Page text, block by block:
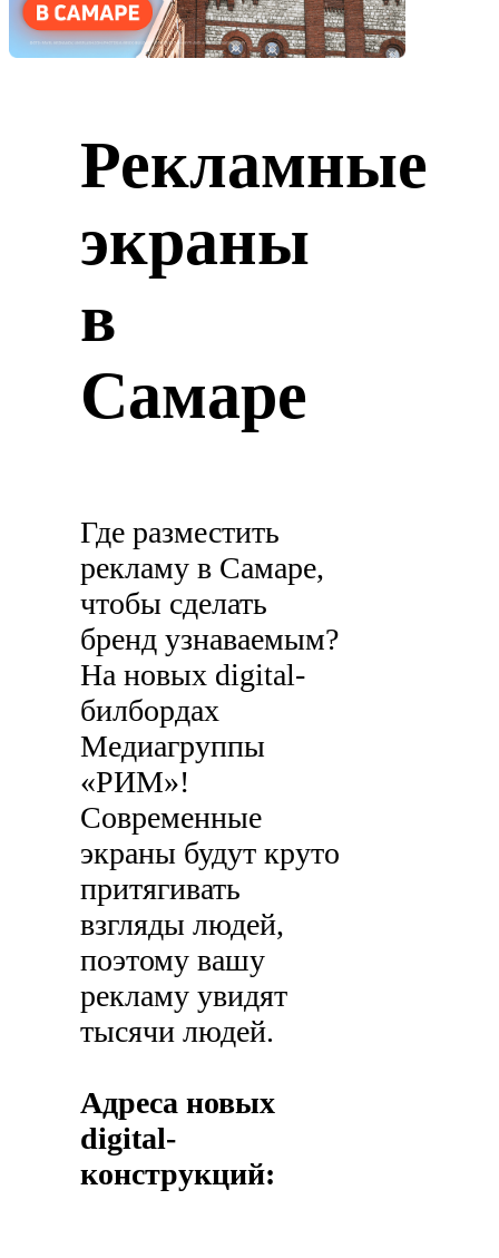
Рекламные
экраны
в
Самаре
Где разместить
рекламу в Самаре,
чтобы сделать
бренд узнаваемым?
На новых digital-
билбордах
Медиагруппы
«РИМ»!
Современные
экраны будут круто
притягивать
взгляды людей,
поэтому вашу
рекламу увидят
тысячи людей.
Адреса новых
digital-
конструкций: